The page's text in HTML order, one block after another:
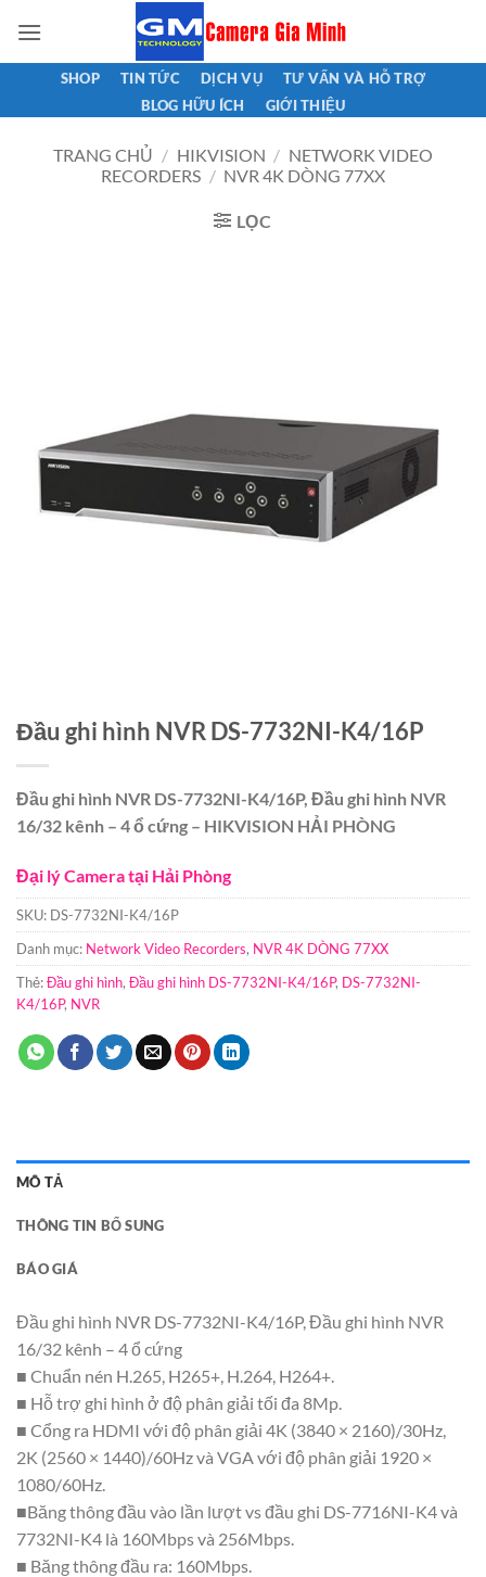
qua
nội
SHOP TIN TỨC DỊCH VỤ
TƯ VẤN VÀ HỖ TRỢ
BLOG HỮU ÍCH
GIỚI THIỆU
TRANG CHỦ / HIKVISION / NETWORK VIDEO
RECORDERS / NVR 4K DÒNG 77XX
LỌC
Đầu ghi hình NVR DS-7732NI-K4/16P
Đầu ghi hình NVR DS-7732NI-K4/16P, Đầu ghi hình NVR
16/32 kênh – 4 ổ cứng – HIKVISION HẢI PHÒNG
Đại lý Camera tại Hải Phòng
SKU: DS-7732NI-K4/16P
Danh mục: Network Video Recorders, NVR 4K DÒNG 77XX
Thẻ:Đầu ghi hình, Đầu ghi hình DS-7732NI-K4/16P, DS-7732NI-
K4/16P, NVR
MÔ TẢ
THÔNG TIN BỔ SUNG
BÁO GIÁ
Đầu ghi hình NVR DS-7732NI-K4/16P, Đầu ghi hình NVR
16/32 kênh – 4 ổ cứng
■ Chuẩn nén H.265, H265+, H.264, H264+.
■ Hỗ trợ ghi hình ở độ phân giải tối đa 8Mp.
■ Cổng ra HDMI với độ phân giải 4K (3840 × 2160)/30Hz,
2K (2560 × 1440)/60Hz và VGA với độ phân giải 1920 ×
1080/60Hz.
■Băng thông đầu vào lần lượt vs đầu ghi DS-7716NI-K4 và
7732NI-K4 là 160Mbps và 256Mbps.
■ Băng thông đầu ra: 160Mbps.